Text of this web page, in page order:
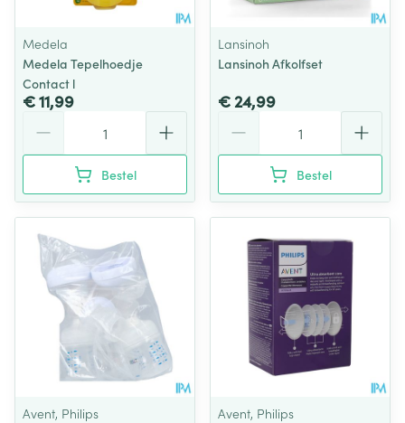
Medela
Medela Tepelhoedje
Contact l
€ 11,99
Bestel
Lansinoh
Lansinoh Afkolfset
€ 24,99
Bestel
Avent, Philips
Avent, Philips